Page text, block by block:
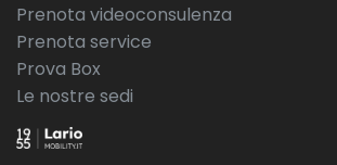
Prenota videoconsulenza
Prenota service
Prova Box
Le nostre sedi